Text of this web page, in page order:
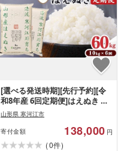
[選べる発送時期][先行予約][令
和8年産 6回定期便]はえぬき 合
計60kg(10kg×6回)清流寒河江川
育ち 山形産はえぬき 山形県産
2026年産 精米 60キロ 138-C-
JA013(令和8年産)
山形県 寒河江市
寄付金額 138,000 円
(0件)